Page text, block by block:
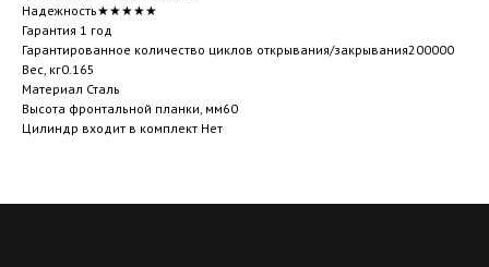
Надежность★★★★★
Гарантия 1 год
Гарантированное количество циклов открывания/закрывания200000
Вес, кг0.165
Материал Сталь
Высота фронтальной планки, мм60
Цилиндр входит в комплект Нет